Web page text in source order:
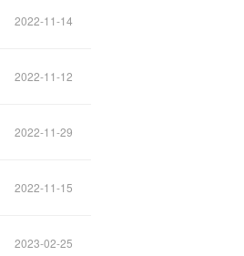
2022-11-14
2022-11-12
2022-11-29
2022-11-15
2023-02-25